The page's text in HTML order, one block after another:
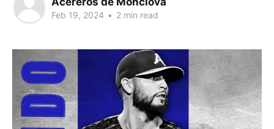
Feb 19, 2024 • 2 min read